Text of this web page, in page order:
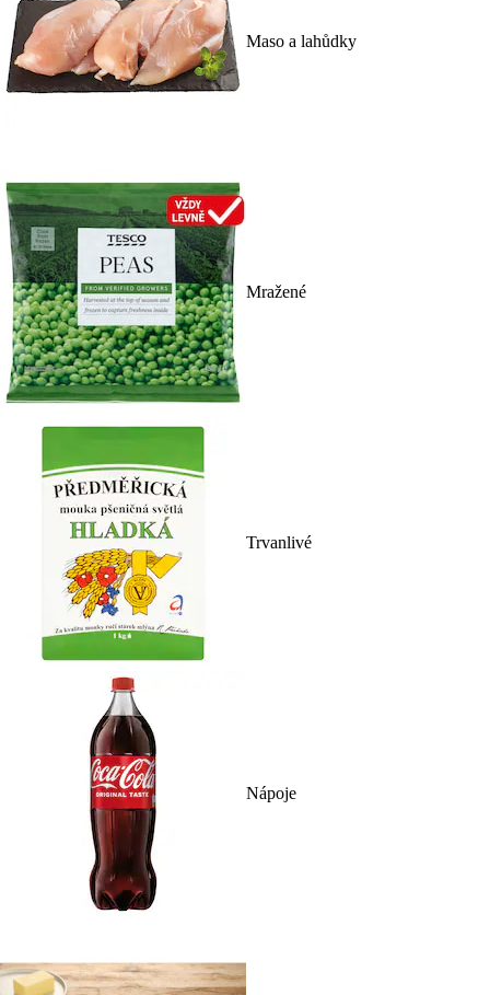
Maso a lahůdky
Mražené
Trvanlivé
Nápoje